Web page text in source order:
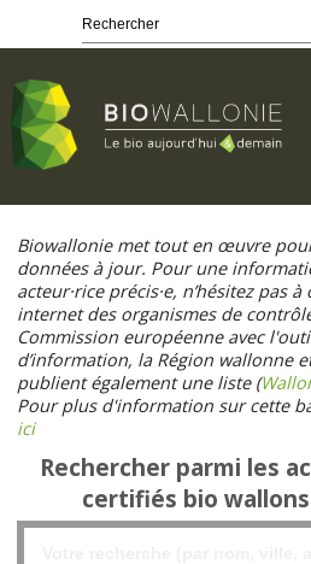
contenu
principal
Biowallonie met tout en œuvre
données à jour. Pour une
acteur·rice précis·e, n’hésitez pas
internet des organismes de
Commission européenne avec
d’information, la Région wallonne
publient également une liste (
Pour plus d'information sur cette
ici
Rechercher parmi les
certifiés bio